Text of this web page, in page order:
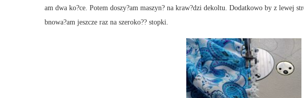
am dwa ko?ce. Potem doszy?am maszyn? na kraw?dzi dekoltu. Dodatkowo by z lewej
bnowa?am jeszcze raz na szeroko?? stopki.